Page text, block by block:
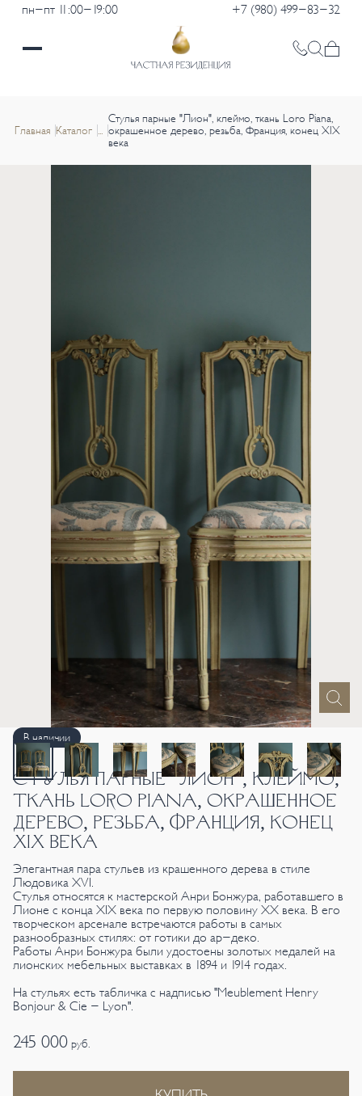
пн-пт 11:00-19:00 +7 (980) 499-83-32
Главная Каталог ...
Стулья парные "Лион", клеймо, ткань Loro Piana,
окрашенное дерево, резьба, Франция, конец XIX
века
В наличии
СТУЛЬЯ ПАРНЫЕ "ЛИОН", КЛЕЙМО,
ТКАНЬ LORO PIANA, ОКРАШЕННОЕ
ДЕРЕВО, РЕЗЬБА, ФРАНЦИЯ, КОНЕЦ
XIX ВЕКА
Элегантная пара стульев из крашенного дерева в стиле
Людовика XVI.
Стулья относятся к мастерской Анри Бонжура, работавшего в
Лионе с конца XIX века по первую половину XX века. В его
творческом арсенале встречаются работы в самых
разнообразных стилях: от готики до ар-деко.
Работы Анри Бонжура были удостоены золотых медалей на
лионских мебельных выставках в 1894 и 1914 годах.
На стульях есть табличка с надписью "Meublement Henry
Bonjour & Cie - Lyon".
245 000 руб.